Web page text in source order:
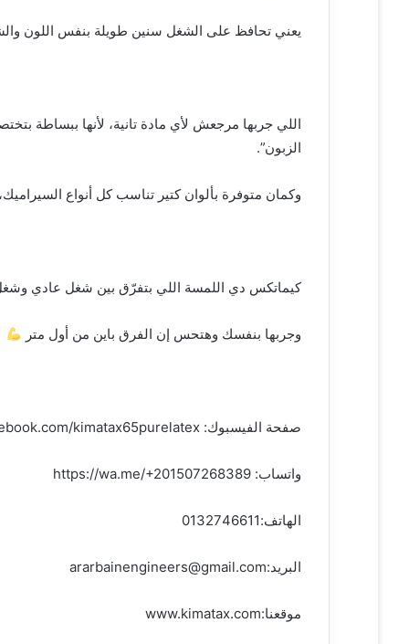
يعني تحافظ على الشغل سنين طويلة بنفس اللون
اللي جربها مرجعش لأي مادة تانية، لأنها ببساطة
الزبون”.
وكمان متوفرة بألوان كتير تناسب كل أنواع
كيماتكس دي اللمسة اللي بتفرّق بين شغل عادي
وجربها بنفسك وهتحس إن الفرق باين من أول متر
صفحة الفيسبوك: https://www.facebook.com/kimatax65purelatex
واتساب: https://wa.me/+201507268389
الهاتف:0132746611
البريد:ararbainengineers@gmail.com
موقعنا:www.kimatax.com